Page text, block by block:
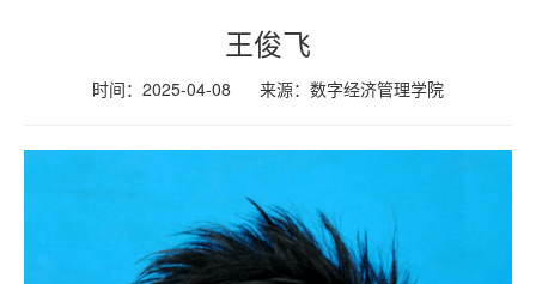
王俊飞
时间：2025-04-08 来源： 数字经济管理学院